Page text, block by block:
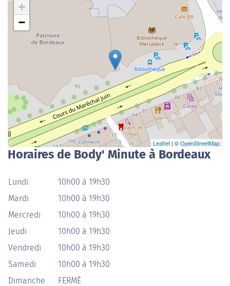
+
−
Leaflet | ©OpenStreetMap
Horaires de Body' Minute à Bordeaux
Lundi
10h00 à 19h30
Mardi
10h00 à 19h30
Mercredi
10h00 à 19h30
Jeudi
10h00 à 19h30
Vendredi
10h00 à 19h30
Samedi
10h00 à 19h30
Dimanche
FERMÉ